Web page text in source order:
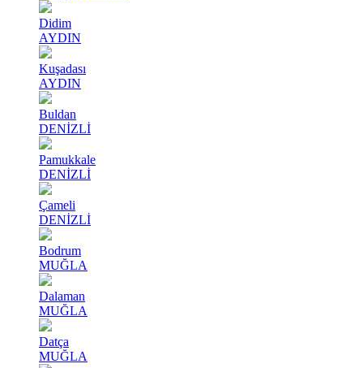
Didim
AYDIN
Kuşadası
AYDIN
Buldan
DENİZLİ
Pamukkale
DENİZLİ
Çameli
DENİZLİ
Bodrum
MUĞLA
Dalaman
MUĞLA
Datça
MUĞLA